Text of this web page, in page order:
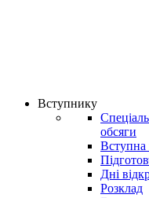
Вступнику
обсяги
Вступна
Дні
Розклад